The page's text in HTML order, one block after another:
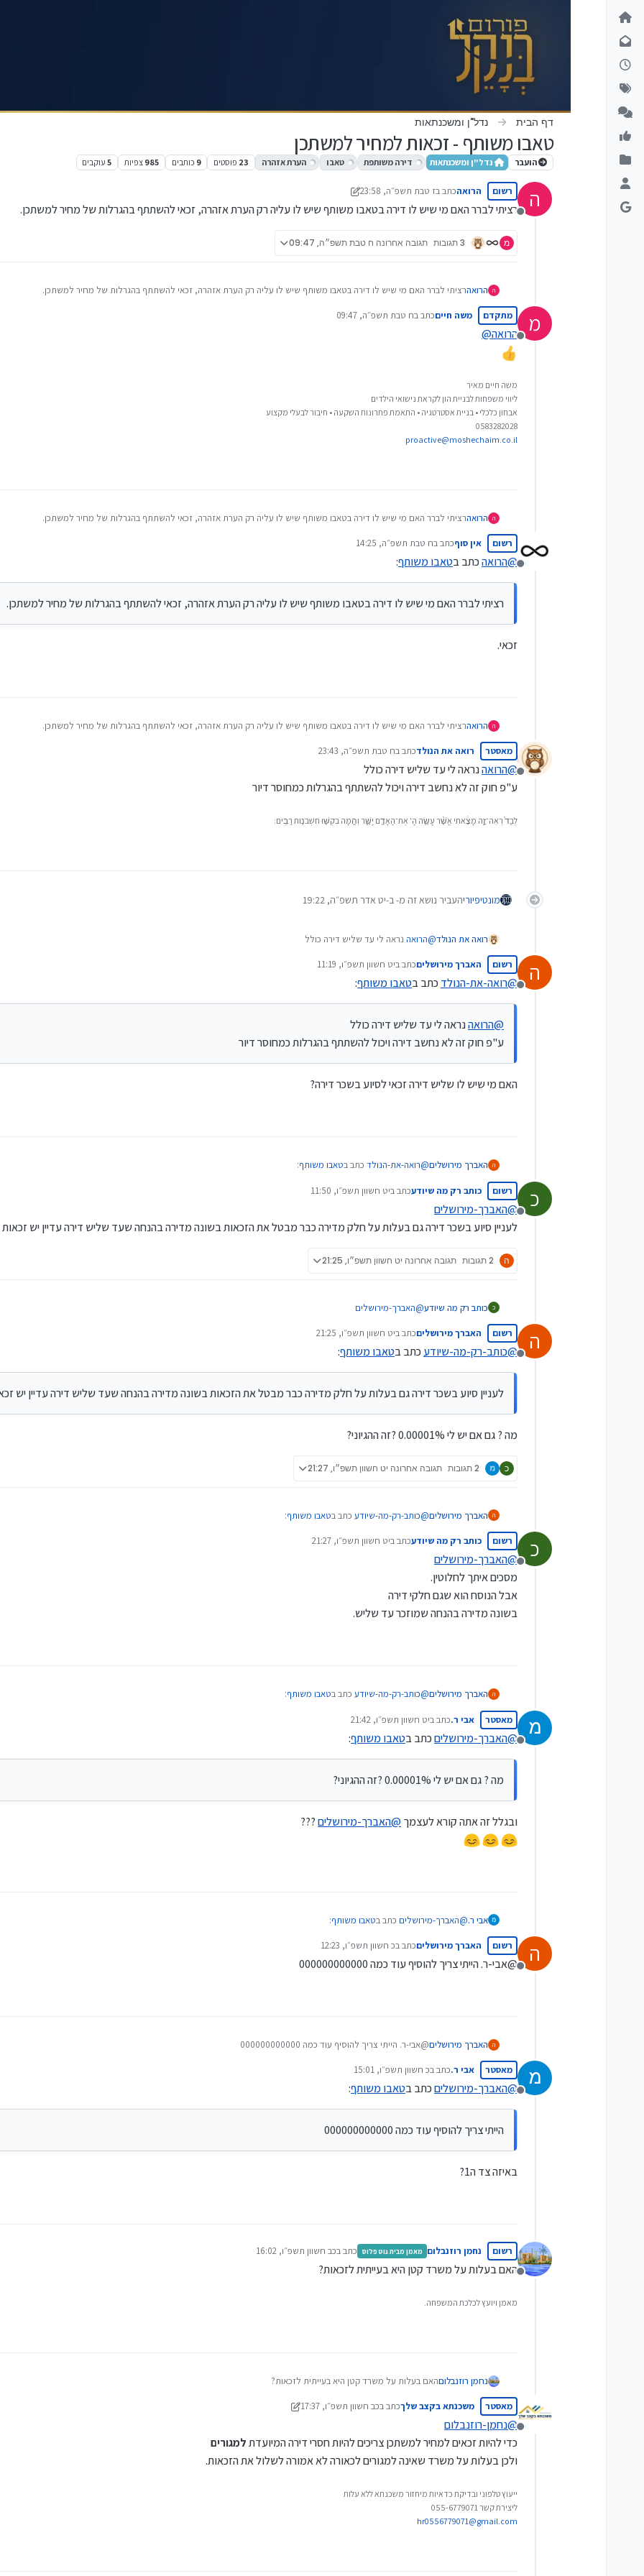
דילוג לתוכן
דף הבית נדל"ן ומשכנתאות
טאבו משותף - זכאות למחיר למשתכן
הועבר נדל"ן ומשכנתאות דירה משותפת טאבו הערת אזהרה 23 פוסטים 9 כותבים 985 צפיות 5 עוקבים
ה
מנותק
רשום הרואהכתב בז טבת תשפ״ה, 23:58
נערך לאחרונה על ידי מונטיפיורי
רציתי לברר האם מי שיש לו דירה בטאבו משותף שיש לו עליה רק הערת אזהרה, זכאי להשתתף בהגרלות של מחיר למשתכן.
מ 3 תגובות תגובה אחרונה ח טבת תשפ״ה, 09:47
ה הרואהרציתי לברר האם מי שיש לו דירה בטאבו משותף שיש לו עליה רק הערת אזהרה, זכאי להשתתף בהגרלות של מחיר למשתכן.
מ
מנותק
מתקדם משה חייםכתב בח טבת תשפ״ה, 09:47
נערך לאחרונה על ידי
@הרואה
משה חיים מאיר
ליווי משפחות לבניית הון לקראת נישואי הילדים
אבחון כלכלי • בניית אסטרטגיה • התאמת פתרונות השקעה • חיבור לבעלי מקצוע
0583282028
proactive@moshechaim.co.il
ה הרואהרציתי לברר האם מי שיש לו דירה בטאבו משותף שיש לו עליה רק הערת אזהרה, זכאי להשתתף בהגרלות של מחיר למשתכן.
מנותק
רשום אין סוףכתב בח טבת תשפ״ה, 14:25
נערך לאחרונה על ידי
@הרואהכתב בטאבו משותף:
רציתי לברר האם מי שיש לו דירה בטאבו משותף שיש לו עליה רק הערת אזהרה, זכאי להשתתף בהגרלות של מחיר למשתכן.
זכאי.
ה הרואהרציתי לברר האם מי שיש לו דירה בטאבו משותף שיש לו עליה רק הערת אזהרה, זכאי להשתתף בהגרלות של מחיר למשתכן.
מנותק
מאסטר רואה את הנולדכתב בח טבת תשפ״ה, 23:43
נערך לאחרונה על ידי
@הרואהנראה לי עד שליש דירה כולל
ע"פ חוק זה לא נחשב דירה ויכול להשתתף בהגרלות כמחוסר דיור
לְבַד֙ רְאֵה־זֶ֣ה מָצָ֔אתִי אֲשֶׁ֨ר עָשָׂ֧ה הָ' אֶת־הָאָדָ֖ם יָשָׁ֑ר וְהֵ֥מָּה בִקְשׁ֖וּ חִשְּׁבֹנ֥וֹת רַבִּֽים׃
מונטיפיוריהעביר נושא זה מ- ב-יט אדר תשפ״ה, 19:22
רואה את הנולד@הרואה נראה לי עד שליש דירה כולל
ה
מנותק
רשום האברך מירושליםכתב ביט חשוון תשפ״ו, 11:19
נערך לאחרונה על ידי
@רואה-את-הנולדכתב בטאבו משותף:
@הרואהנראה לי עד שליש דירה כולל
ע"פ חוק זה לא נחשב דירה ויכול להשתתף בהגרלות כמחוסר דיור
האם מי שיש לו שליש דירה זכאי לסיוע בשכר דירה?
ה האברך מירושלים@רואה-את-הנולד כתב בטאבו משותף:
ע"פ חוק זה לא נחשב דירה ויכול להשתתף בהגרלות כמחוסר דיור
כ
מנותק
רשום כותב רק מה שיודעכתב ביט חשוון תשפ״ו, 11:50
נערך לאחרונה על ידי
@האברך-מירושלים
לעניין סיוע בשכר דירה גם בעלות על חלק מדירה כבר מבטל את הזכאות בשונה מדירה בהנחה שעד שליש דירה עדיין יש זכאות
ה 2 תגובות תגובה אחרונה יט חשוון תשפ״ו, 21:25
כ כותב רק מה שיודע@האברך-מירושלים
ה
מנותק
רשום האברך מירושליםכתב ביט חשוון תשפ״ו, 21:25
נערך לאחרונה על ידי
@כותב-רק-מה-שיודעכתב בטאבו משותף:
לעניין סיוע בשכר דירה גם בעלות על חלק מדירה כבר מבטל את הזכאות בשונה מדירה בהנחה שעד שליש דירה עדיין יש
מה ? גם אם יש לי 0.00001% ?זה ההגיוני?
כ 2 תגובות תגובה אחרונה יט חשוון תשפ״ו, 21:27
ה האברך מירושלים@כותב-רק-מה-שיודע כתב בטאבו משותף:
מה ? גם אם יש לי 0.00001% ?זה ההגיוני?
כ
מנותק
רשום כותב רק מה שיודעכתב ביט חשוון תשפ״ו, 21:27
נערך לאחרונה על ידי
@האברך-מירושלים
מסכים איתך לחלוטין.
אבל הנוסח הוא שגם חלקי דירה
בשונה מדירה בהנחה שמוזכר עד שליש.
ה האברך מירושלים@כותב-רק-מה-שיודע כתב בטאבו משותף:
לעניין סיוע בשכר דירה גם בעלות על חלק מדירה כבר מבטל את הזכאות בשונה מדירה בהנחה שעד שליש דירה עדיין יש
מה ? גם אם יש לי 0.00001% ?זה ההגיוני?
מנותק
מאסטר אבי ר.כתב ביט חשוון תשפ״ו, 21:42
נערך לאחרונה על ידי
@האברך-מירושליםכתב בטאבו משותף:
מה ? גם אם יש לי 0.00001% ?זה ההגיוני?
ובגלל זה אתה קורא לעצמך@האברך-מירושלים???
אבי ר.@האברך-מירושלים כתב בטאבו משותף:
מה ? גם אם יש לי 0.00001% ?זה ההגיוני?
ה
מנותק
רשום האברך מירושליםכתב בכ חשוון תשפ״ו, 12:23
נערך לאחרונה על ידי
@אבי-ר. הייתי צריך להוסיף עוד כמה 000000000000
ה האברך מירושלים@אבי-ר. הייתי צריך להוסיף עוד כמה 000000000000
מנותק
מאסטר אבי ר.כתב בכ חשוון תשפ״ו, 15:01
נערך לאחרונה על ידי
@האברך-מירושליםכתב בטאבו משותף:
הייתי צריך להוסיף עוד כמה 000000000000
באיזה צד ה1?
מנותק
רשום נחמן רוזנבלום מאמן מבית גוט פלוס כתב בכב חשוון תשפ״ו, 16:02
נערך לאחרונה על ידי
האם בעלות על משרד קטן היא בעייתית לזכאות?
מאמן ויועץ לכלכת המשפחה.
נחמן רוזנבלוםהאם בעלות על משרד קטן היא בעייתית לזכאות?
מנותק
מאסטר משכנתא בקצב שלךכתב בכב חשוון תשפ״ו, 17:37
נערך לאחרונה על ידי משכנתא בקצב שלך
@נחמן-רוזנבלום
כדי להיות זכאים למחיר למשתכן צריכים להיות חסרי דירה המיועדתלמגורים
ולכן בעלות על משרד שאינה למגורים לכאורה לא אמורה לשלול את הזכאות.
ייעוץ טלפוני ובדיקת כדאיות מיחזור משכנתא ללא עלות
ליצירת קשר 055-6779071
hr0556779071@gmail.com